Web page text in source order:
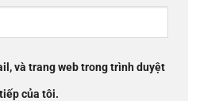
và trang web trong trình duyệt
của tôi.